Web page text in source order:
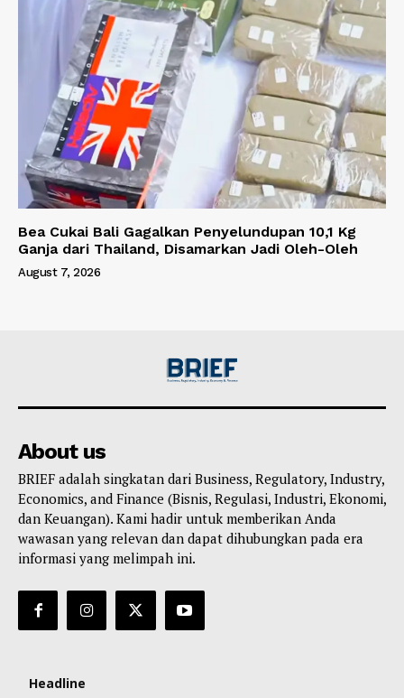
Bea Cukai Bali Gagalkan Penyelundupan 10,1 Kg
Ganja dari Thailand, Disamarkan Jadi Oleh-Oleh
August 7, 2026
About us
BRIEF adalah singkatan dari Business, Regulatory, Industry,
Economics, and Finance (Bisnis, Regulasi, Industri, Ekonomi,
dan Keuangan). Kami hadir untuk memberikan Anda
wawasan yang relevan dan dapat dihubungkan pada era
informasi yang melimpah ini.
Headline